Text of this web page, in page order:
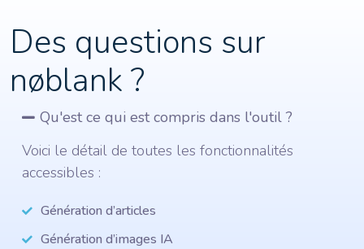
Des questions sur
nøblank ?
Qu'est ce qui est compris dans l'outil ?
Voici le détail de toutes les fonctionnalités
accessibles :
Génération d’articles
Génération d’images IA